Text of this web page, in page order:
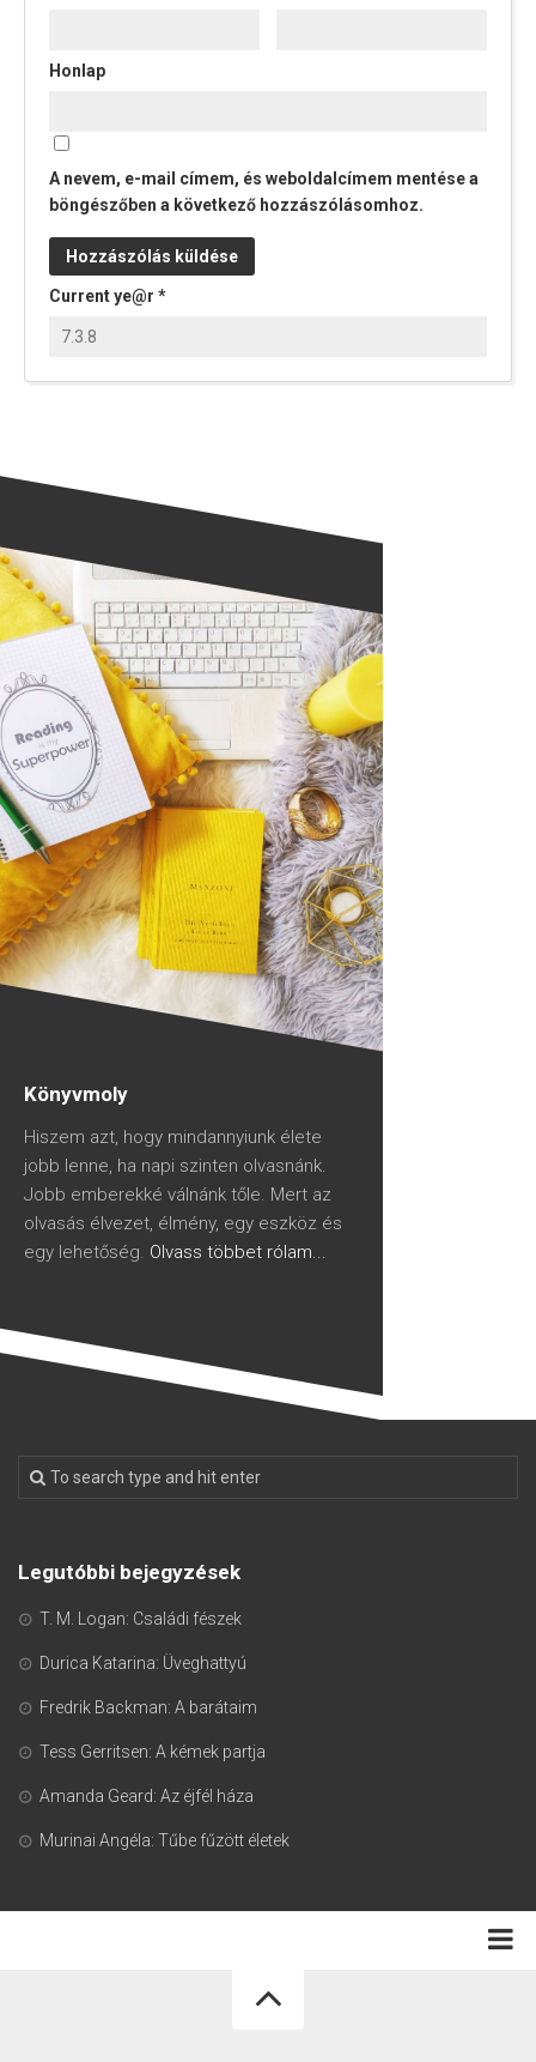
Honlap
A nevem, e-mail címem, és weboldalcímem mentése a
böngészőben a következő hozzászólásomhoz.
Current ye@r *
Könyvmoly
Hiszem azt, hogy mindannyiunk élete
jobb lenne, ha napi szinten olvasnánk.
Jobb emberekké válnánk tőle. Mert az
olvasás élvezet, élmény, egy eszköz és
egy lehetőség. Olvass többet rólam...
Legutóbbi bejegyzések
T. M. Logan: Családi fészek
Durica Katarina: Üveghattyú
Fredrik Backman: A barátaim
Tess Gerritsen: A kémek partja
Amanda Geard: Az éjfél háza
Murinai Angéla: Tűbe fűzött életek